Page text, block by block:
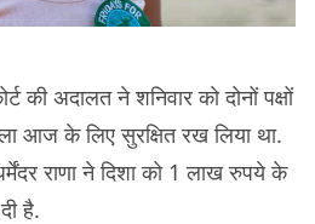
की अदालत ने शनिवार को दोनों पक्षों
आज के लिए सुरक्षित रख लिया था.
राणा ने दिशा को 1 लाख रुपये के
है.